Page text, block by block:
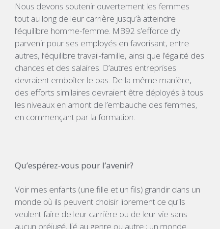
Nous devons soutenir ouvertement les femmes
tout au long de leur carrière jusqu’à atteindre
l’équilibre homme-femme. MB92 s’efforce d’y
parvenir pour ses employés en favorisant, entre
autres, l’équilibre travail-famille, ainsi que l’égalité des
chances et des salaires. D’autres entreprises
devraient emboîter le pas. De la même manière,
des efforts similaires devraient être déployés à tous
les niveaux en amont de l’embauche des femmes,
en commençant par la formation.
Qu’espérez-vous pour l’avenir?
Voir mes enfants (une fille et un fils) grandir dans un
monde où ils peuvent choisir librement ce qu’ils
veulent faire de leur carrière ou de leur vie sans
aucun préjugé, lié au genre ou autre ; un monde